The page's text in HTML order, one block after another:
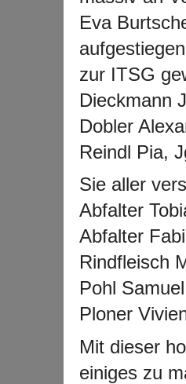
Eva
zur ITSG
Dieckmann
Dobler
Reindl Pia,
Sie aller
Abfalter
Abfalter
Rindfleisch
Pohl
Ploner
Mit dieser
einiges zu